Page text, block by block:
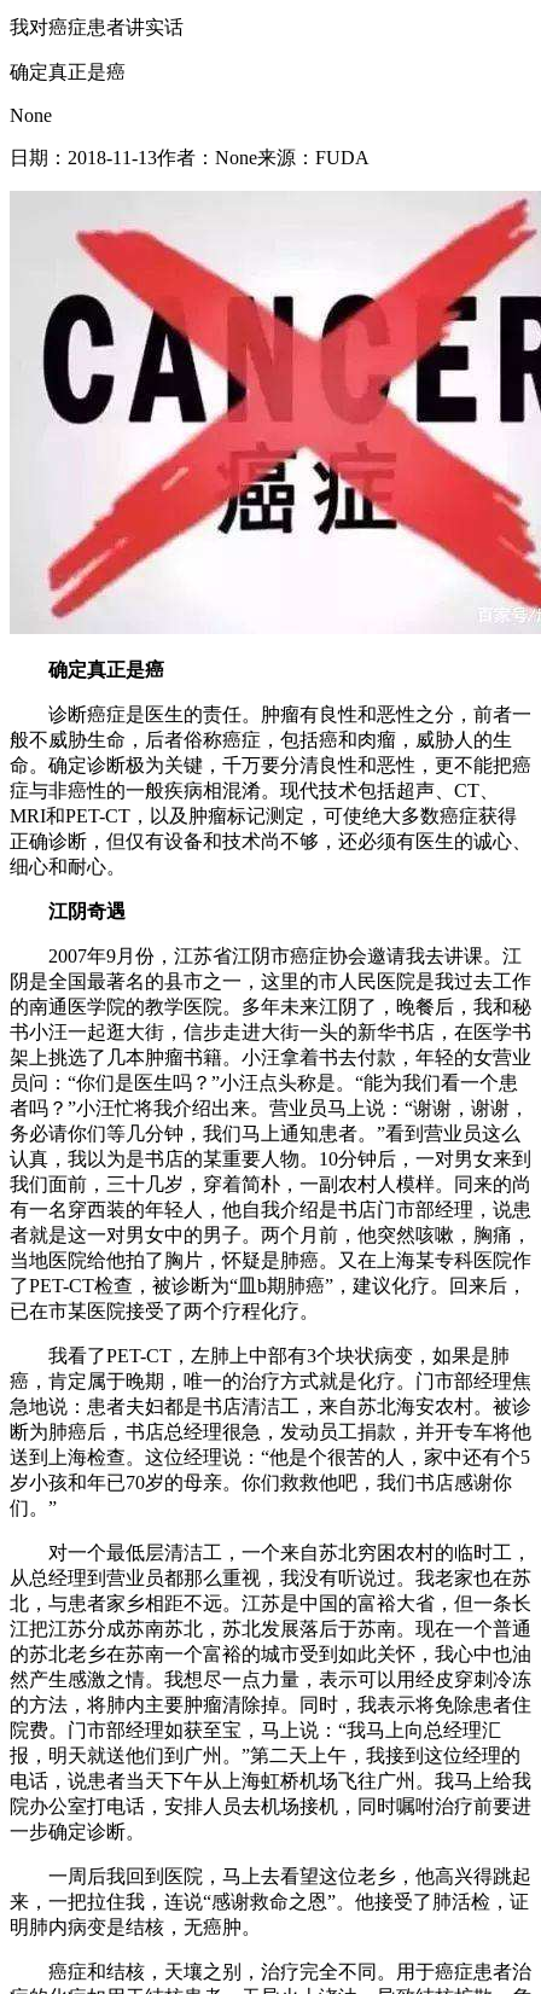
我对癌症患者讲实话
确定真正是癌
None
日期： 2018-11-13作者： None来源： FUDA
确定真正是癌
诊断癌症是医生的责任。肿瘤有良性和恶性之分，前者一
般不威胁生命，后者俗称癌症，包括癌和肉瘤，威胁人的生
命。确定诊断极为关键，千万要分清良性和恶性，更不能把癌
症与非癌性的一般疾病相混淆。现代技术包括超声、CT、
MRI和PET-CT，以及肿瘤标记测定，可使绝大多数癌症获得
正确诊断，但仅有设备和技术尚不够，还必须有医生的诚心、
细心和耐心。
江阴奇遇
2007年9月份，江苏省江阴市癌症协会邀请我去讲课。江
阴是全国最著名的县市之一，这里的市人民医院是我过去工作
的南通医学院的教学医院。多年未来江阴了，晚餐后，我和秘
书小汪一起逛大街，信步走进大街一头的新华书店，在医学书
架上挑选了几本肿瘤书籍。小汪拿着书去付款，年轻的女营业
员问：“你们是医生吗？”小汪点头称是。“能为我们看一个患
者吗？”小汪忙将我介绍出来。营业员马上说：“谢谢，谢谢，
务必请你们等几分钟，我们马上通知患者。”看到营业员这么
认真，我以为是书店的某重要人物。10分钟后，一对男女来到
我们面前，三十几岁，穿着简朴，一副农村人模样。同来的尚
有一名穿西装的年轻人，他自我介绍是书店门市部经理，说患
者就是这一对男女中的男子。两个月前，他突然咳嗽，胸痛，
当地医院给他拍了胸片，怀疑是肺癌。又在上海某专科医院作
了PET-CT检查，被诊断为“皿b期肺癌”，建议化疗。回来后，
已在市某医院接受了两个疗程化疗。
我看了PET-CT，左肺上中部有3个块状病变，如果是肺
癌，肯定属于晚期，唯一的治疗方式就是化疗。门市部经理焦
急地说：患者夫妇都是书店清洁工，来自苏北海安农村。被诊
断为肺癌后，书店总经理很急，发动员工捐款，并开专车将他
送到上海检查。这位经理说：“他是个很苦的人，家中还有个5
岁小孩和年已70岁的母亲。你们救救他吧，我们书店感谢你
们。”
对一个最低层清洁工，一个来自苏北穷困农村的临时工，
从总经理到营业员都那么重视，我没有听说过。我老家也在苏
北，与患者家乡相距不远。江苏是中国的富裕大省，但一条长
江把江苏分成苏南苏北，苏北发展落后于苏南。现在一个普通
的苏北老乡在苏南一个富裕的城市受到如此关怀，我心中也油
然产生感激之情。我想尽一点力量，表示可以用经皮穿刺冷冻
的方法，将肺内主要肿瘤清除掉。同时，我表示将免除患者住
院费。门市部经理如获至宝，马上说：“我马上向总经理汇
报，明天就送他们到广州。”第二天上午，我接到这位经理的
电话，说患者当天下午从上海虹桥机场飞往广州。我马上给我
院办公室打电话，安排人员去机场接机，同时嘱咐治疗前要进
一步确定诊断。
一周后我回到医院，马上去看望这位老乡，他高兴得跳起
来，一把拉住我，连说“感谢救命之恩”。他接受了肺活检，证
明肺内病变是结核，无癌肿。
癌症和结核，天壤之别，治疗完全不同。用于癌症患者治